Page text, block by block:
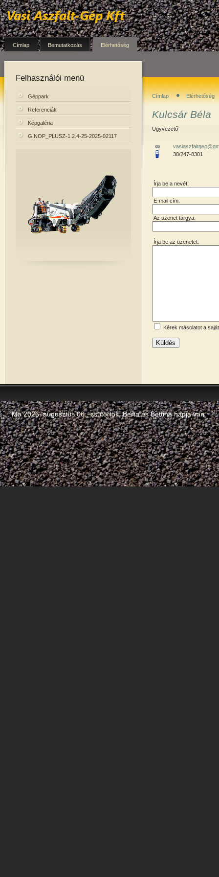
Címlap Bemutatkozás Elérhetőség
Felhasználói menü
Géppark
Referenciák
Képgaléria
GINOP_PLUSZ-1.2.4-25-2025-02117
Címlap Elérhetőség
Kulcsár Béla
Ügyvezető
30/247-8301
Írja be a nevét:
E-mail cím:
Az üzenet tárgya:
Írja be az üzenetet:
Kérek másolatot a
Küldés
Ma 2026. augusztus 06., csütörtök,BertaésBettinanapja van.